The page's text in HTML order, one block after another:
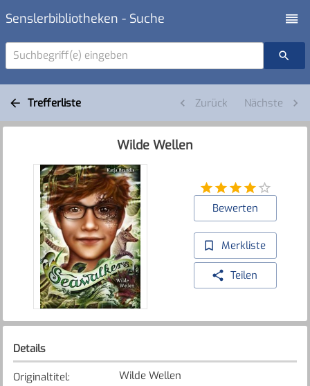
Senslerbibliotheken - Suche
Suchbegriff(e) eingeben
Trefferliste Zurück Nächste
Wilde Wellen
Bewerten
Merkliste
Teilen
Details
Originaltitel:
Wilde Wellen